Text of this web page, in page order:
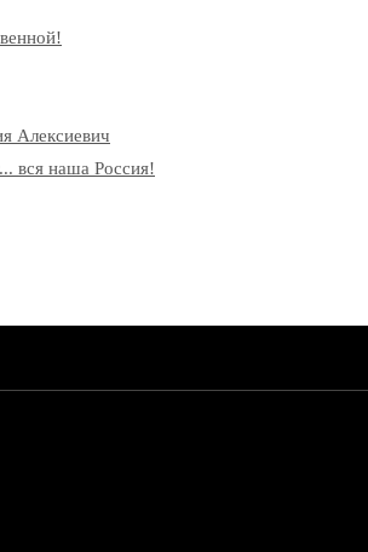
Алексиевич
вся наша Россия!